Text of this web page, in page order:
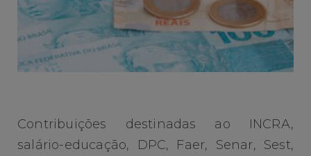
Contribuições destinadas ao INCRA,
salário-educação, DPC, Faer, Senar, Sest,